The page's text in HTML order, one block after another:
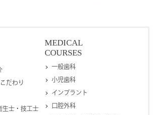
だわり
生士・技工士
MEDICAL
COURSES
一般歯科
小児歯科
インプラント
口腔外科